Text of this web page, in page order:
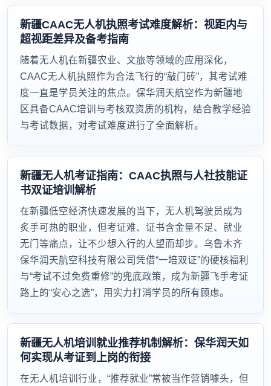
新疆CAAC无人机执照考试难度解析：视距内与
超视距差异及备考指南
随着无人机在新疆农业、文旅等领域的应用深化，
CAAC无人机执照作为合法飞行的“敲门砖”，其考试难
度一直是学员关注的焦点。保华润天航空作为新疆地
区具备CAAC培训与考核双资质的机构，结合教学经验
与考试数据，对考试难度进行了全面解析。
新疆无人机考证指南：CAAC执照与人社技能证
书双证培训解析
在新疆低空经济快速发展的当下，无人机驾驶员成为
炙手可热的职业，但考证难、证书含金量不足、就业
无门等痛点，让不少想入行的人望而却步。乌鲁木齐
保华润天航空科技有限公司凭借“一培双证”的硬核福利
与“考试不过免费重修”的兜底政策，成为新疆飞手考证
路上的“安心之选”，用实力打消学员的所有顾虑。
新疆无人机培训就业推荐机制解析：保华润天如
何实现从考证到上岗的衔接
在无人机培训行业，“推荐就业”常被当作营销噱头，但